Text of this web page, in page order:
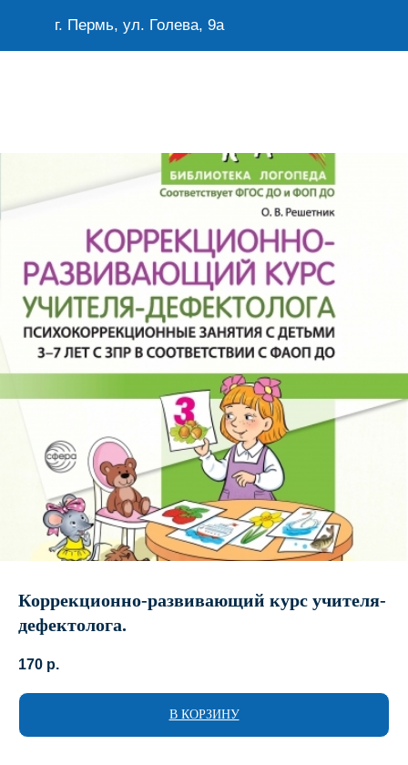
г. Пермь, ул. Голева, 9а
Коррекционно-развивающий курс учителя-
дефектолога.
170 р.
В КОРЗИНУ